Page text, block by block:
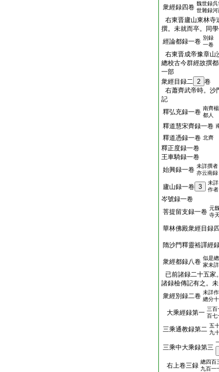
衆經録四卷 魏世録
世雜録河
右東晋廬山東林寺
撰。未就而卒。同
經論都録一卷 別録
一卷
右東晋成帝豫章山
總校古今群經故撰
一部
衆經目録二 2 卷
右蕭齊武帝時。沙
記
釋弘充録一卷 南齊楊
都人
釋道慧宋齊録一卷
釋道憑録一卷 北齊
釋正度録一卷
王車騎録一卷
始興録一卷 未詳撰者
亦云南録
廬山録一卷 3
未詳
作者
岑號録一卷
菩提留支録一卷 元
寺
華林佛殿衆經目録
隋沙門釋靈裕譯經
衆經都録八卷 似是
家未
已前諸録二十五家
諸録檢傳記有之。
衆經別録二卷 未詳
總分
大乘經録第一 三百
百七
三乘通教録第二 五
九
三乘中大乘録第三
右上卷三録 總四百
九百一